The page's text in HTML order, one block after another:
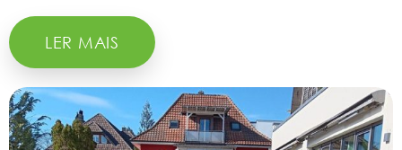
LER MAIS